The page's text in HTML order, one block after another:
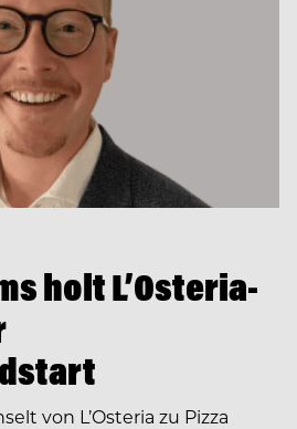
holt L’Osteria-
von L’Osteria zu Pizza